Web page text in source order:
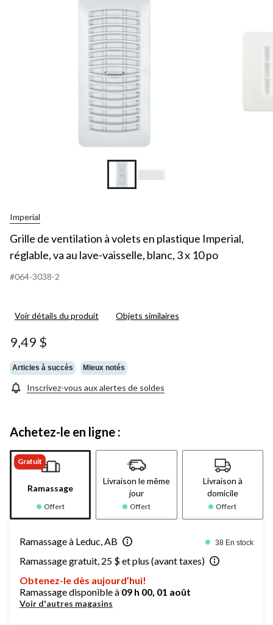
Imperial
Grille de ventilation à volets en plastique Imperial,
réglable, va au lave-vaisselle, blanc, 3 x 10 po
#064-3038-2
Voir détails du produit Objets similaires
9,49 $
Articles à succès Mieux notés
Inscrivez-vous aux alertes de soldes
Achetez-le en ligne :
Gratuit
Ramassage
Offert
Livraison le même
jour
Offert
Livraison à
domicile
Offert
Ramassage à Leduc, AB 38 En stock
Ramassage gratuit, 25 $ et plus (avant taxes)
Obtenez-le dès aujourd’hui!
Ramassage disponible à 09 h 00, 01 août
Voir d'autres magasins